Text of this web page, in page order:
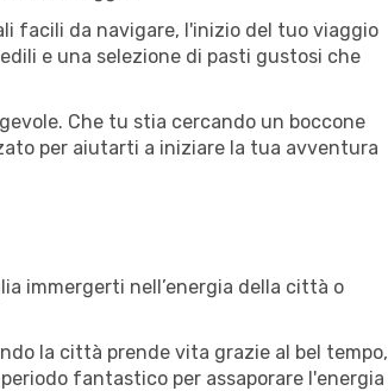
facili da navigare, l'inizio del tuo viaggio
e una selezione di pasti gustosi che
Che tu stia cercando un boccone
per aiutarti a iniziare la tua avventura
immergerti nell’energia della città o
la città prende vita grazie al bel tempo,
fantastico per assaporare l'energia